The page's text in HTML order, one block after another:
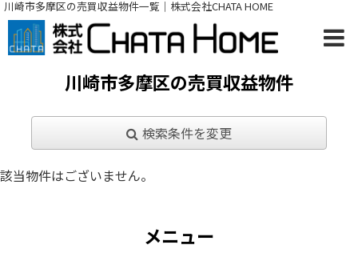
川崎市多摩区の売買収益物件一覧｜株式会社CHATA HOME
川崎市多摩区の売買収益物件
検索条件を変更
該当物件はございません。
メニュー